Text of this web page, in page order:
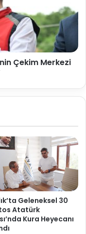
Çekim Merkezi
Geleneksel 30
Atatürk
Kura Heyecanı